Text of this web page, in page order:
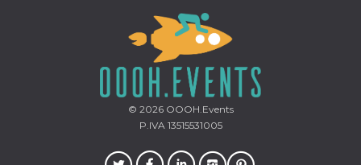
© 2026OOOH.Events
P.IVA 13515531005